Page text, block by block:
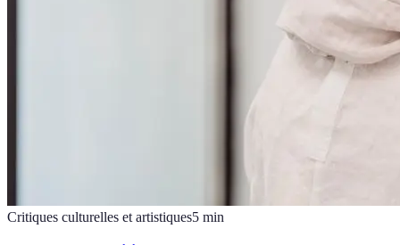
Critiques culturelles et artistiques5 min